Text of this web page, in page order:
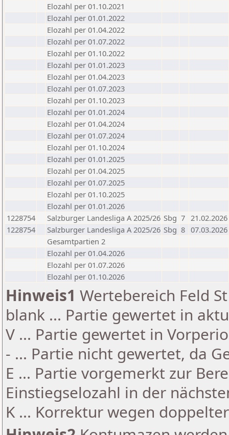
Elozahl per 01.10.2021
Elozahl per 01.01.2022
Elozahl per 01.04.2022
Elozahl per 01.07.2022
Elozahl per 01.10.2022
Elozahl per 01.01.2023
Elozahl per 01.04.2023
Elozahl per 01.07.2023
Elozahl per 01.10.2023
Elozahl per 01.01.2024
Elozahl per 01.04.2024
Elozahl per 01.07.2024
Elozahl per 01.10.2024
Elozahl per 01.01.2025
Elozahl per 01.04.2025
Elozahl per 01.07.2025
Elozahl per 01.10.2025
Elozahl per 01.01.2026
1228754
Salzburger Landesliga A 2025/26 Sbg 7 21.02.2026
1228754
Salzburger Landesliga A 2025/26 Sbg 8 07.03.2026
Gesamtpartien 2
Elozahl per 01.04.2026
Elozahl per 01.07.2026
Elozahl per 01.10.2026
Hinweis1 Wertebereich Feld
blank ... Partie gewertet in
V ... Partie gewertet in
- ... Partie nicht gewertet, da
E ... Partie vorgemerkt zur
Einstiegselozahl in der
K ... Korrektur wegen